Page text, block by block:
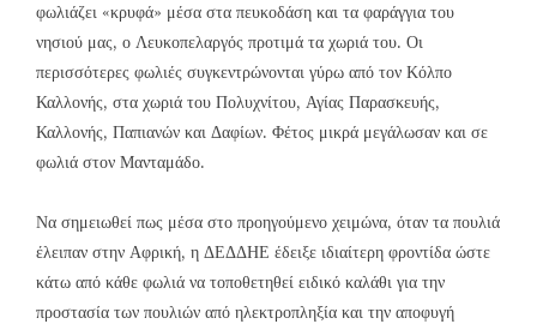
φωλιάζει «κρυφά» μέσα στα πευκοδάση και τα φαράγγια του
νησιού μας, ο Λευκοπελαργός προτιμά τα χωριά του. Οι
περισσότερες φωλιές συγκεντρώνονται γύρω από τον Κόλπο
Καλλονής, στα χωριά του Πολυχνίτου, Αγίας Παρασκευής,
Καλλονής, Παπιανών και Δαφίων. Φέτος μικρά μεγάλωσαν και σε
φωλιά στον Μανταμάδο.
Να σημειωθεί πως μέσα στο προηγούμενο χειμώνα, όταν τα πουλιά
έλειπαν στην Αφρική, η ΔΕΔΔΗΕ έδειξε ιδιαίτερη φροντίδα ώστε
κάτω από κάθε φωλιά να τοποθετηθεί ειδικό καλάθι για την
προστασία των πουλιών από ηλεκτροπληξία και την αποφυγή